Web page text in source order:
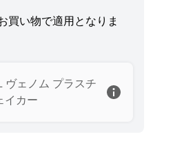
買い物で適用となりま
ヴェノム プラスチ
イカー